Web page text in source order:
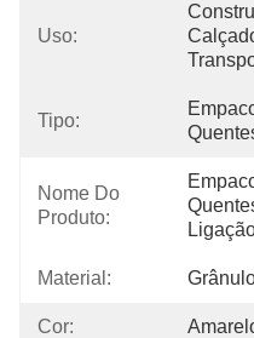
Uso:
Tipo:
Nome Do
Produto:
Material:
Cor: